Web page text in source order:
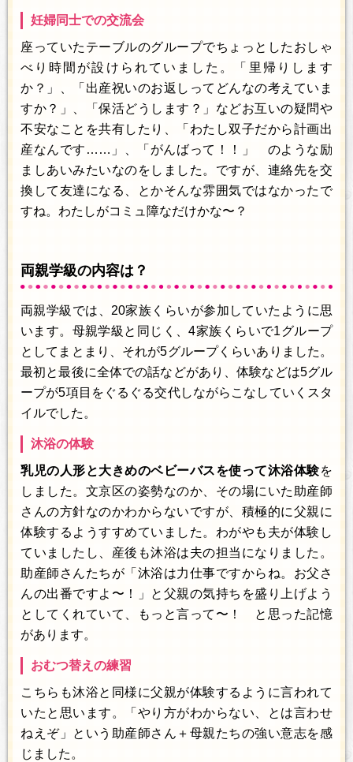
妊婦同士での交流会
座っていたテーブルのグループでちょっとしたおしゃ
べり時間が設けられていました。「里帰りします
か？」、「出産祝いのお返しってどんなの考えていま
すか？」、「保活どうします？」などお互いの疑問や
不安なことを共有したり、「わたし双子だから計画出
産なんです……」、「がんばって！！」 のような励
ましあいみたいなのをしました。ですが、連絡先を交
換して友達になる、とかそんな雰囲気ではなかったで
すね。わたしがコミュ障なだけかな〜？
両親学級の内容は？
両親学級では、20家族くらいが参加していたように思
います。母親学級と同じく、4家族くらいで1グループ
としてまとまり、それが5グループくらいありました。
最初と最後に全体での話などがあり、体験などは5グル
ープが5項目をぐるぐる交代しながらこなしていくスタ
イルでした。
沐浴の体験
乳児の人形と大きめのベビーバスを使って沐浴体験を
しました。文京区の姿勢なのか、その場にいた助産師
さんの方針なのかわからないですが、積極的に父親に
体験するようすすめていました。わがやも夫が体験し
ていましたし、産後も沐浴は夫の担当になりました。
助産師さんたちが「沐浴は力仕事ですからね。お父さ
んの出番ですよ〜！」と父親の気持ちを盛り上げよう
としてくれていて、もっと言って〜！ と思った記憶
があります。
おむつ替えの練習
こちらも沐浴と同様に父親が体験するように言われて
いたと思います。「やり方がわからない、とは言わせ
ねえぞ」という助産師さん＋母親たちの強い意志を感
じました。